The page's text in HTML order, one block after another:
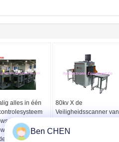
alles in één
XP of
7 12
na de service
80kv X de
Veiligheidsscanner van
Parcel Inspection
Ben CHEN